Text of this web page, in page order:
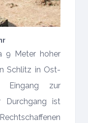
9 Meter hoher
Schlitz in Ost-
Eingang zur
Durchgang ist